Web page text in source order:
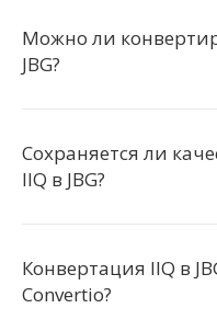
Можно ли
JBG?
Сохраняется ли
IIQ в JBG?
Конвертация IIQ в
Convertio?